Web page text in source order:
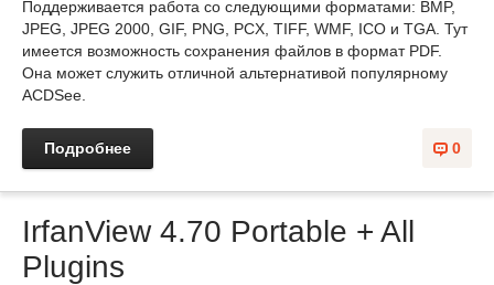
Поддерживается работа со следующими форматами: BMP,
JPEG, JPEG 2000, GIF, PNG, PCX, TIFF, WMF, ICO и TGA. Тут
имеется возможность сохранения файлов в формат PDF.
Она может служить отличной альтернативой популярному
ACDSee.
0
Подробнее
IrfanView 4.70 Portable + All
Plugins